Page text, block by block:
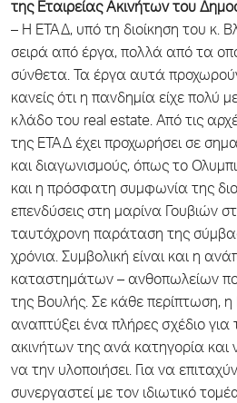
της Εταιρείας Ακινήτων του
– Η ΕΤΑΔ, υπό τη διοίκηση του κ.
σειρά από έργα, πολλά από τα
σύνθετα. Τα έργα αυτά
κανείς ότι η πανδημία είχε πολύ
κλάδο του real estate. Από τις
της ΕΤΑΔ έχει προχωρήσει σε
και διαγωνισμούς, όπως το
και η πρόσφατη συμφωνία της
επενδύσεις στη μαρίνα Γουβιών
ταυτόχρονη παράταση της
χρόνια. Συμβολική είναι και η
καταστημάτων – ανθοπωλείων
της Βουλής. Σε κάθε περίπτωση, η
αναπτύξει ένα πλήρες σχέδιο
ακινήτων της ανά κατηγορία και
να την υλοποιήσει. Για να
συνεργαστεί με τον ιδιωτικό